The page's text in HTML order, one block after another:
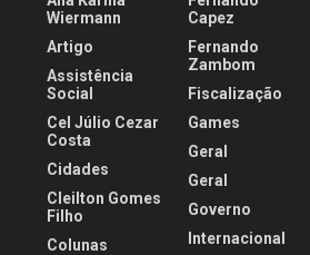
Wiermann
Artigo
Assistência
Social
Cel Júlio Cezar
Costa
Cidades
Cleilton Gomes
Filho
Colunas
Capez
Fernando
Zambom
Fiscalização
Games
Geral
Geral
Governo
Internacional